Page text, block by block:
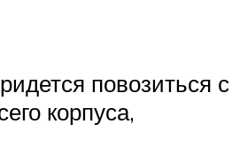
повозиться с
корпуса,